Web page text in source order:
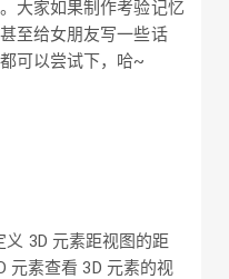
大家如果制作考验记忆
至给女朋友写一些话
可以尝试下，哈~
3D 元素距视图的距
元素查看 3D 元素的视